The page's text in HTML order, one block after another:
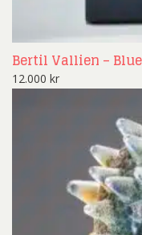
Bertil Vallien –
12.000 kr